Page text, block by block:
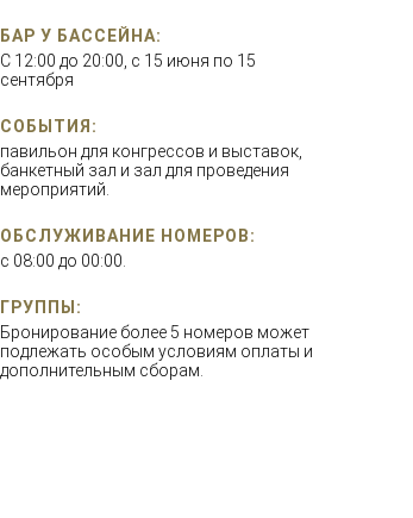
БАР У БАССЕЙНА:
С 12:00 до 20:00, с 15 июня по 15
сентября
СОБЫТИЯ:
павильон для конгрессов и выставок,
банкетный зал и зал для проведения
мероприятий.
ОБСЛУЖИВАНИЕ НОМЕРОВ:
с 08:00 до 00:00.
ГРУППЫ:
Бронирование более 5 номеров может
подлежать особым условиям оплаты и
дополнительным сборам.